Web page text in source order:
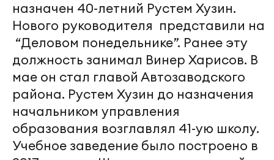
назначен 40-летний Рустем Хузин.
Нового руководителя представили на
“Деловом понедельнике”. Ранее эту
должность занимал Винер Харисов. В
мае он стал главой Автозаводского
района. Рустем Хузин до назначения
начальником управления
образования возглавлял 41-ую школу.
Учебное заведение было построено в